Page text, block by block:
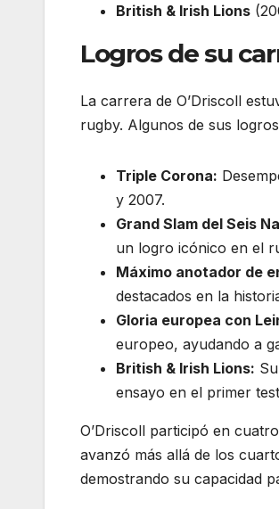
British & Irish Lions
Logros de su
La carrera de O’Driscoll
rugby. Algunos de sus
Triple Corona:
y 2007.
Grand Slam del Seis
un logro icónico en el
Máximo anotador de
destacados en la
Gloria europea con
europeo, ayudando a
British & Irish Lions:
ensayo en el primer
O’Driscoll participó en
avanzó más allá de los
demostrando su capacidad